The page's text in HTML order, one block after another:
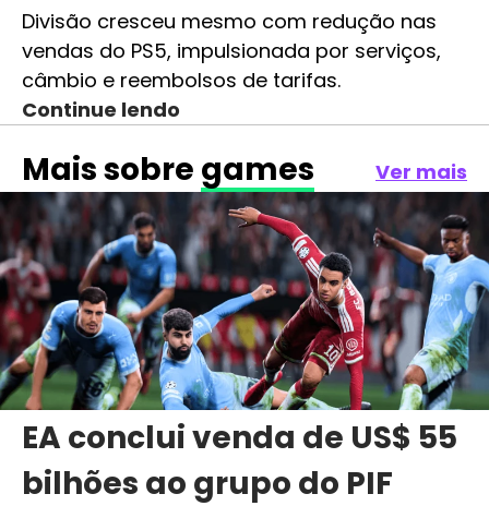
Divisão cresceu mesmo com redução nas
vendas do PS5, impulsionada por serviços,
câmbio e reembolsos de tarifas.
Continue lendo
Mais sobre games Ver mais
EA conclui venda de US$ 55
bilhões ao grupo do PIF